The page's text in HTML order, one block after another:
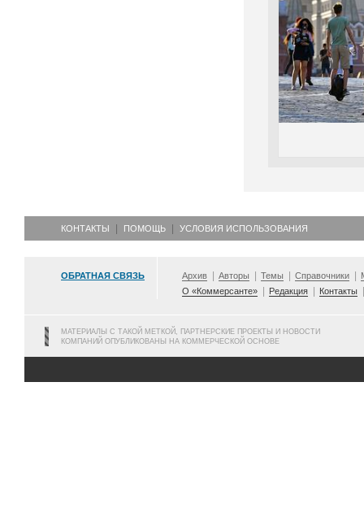
КОНТАКТЫ ПОМОЩЬ УСЛОВИЯ ИСПОЛЬЗОВАНИЯ
ОБРАТНАЯ СВЯЗЬ Архив Авторы Темы Справочники
О «Коммерсанте»
Редакция Контакты
МАТЕРИАЛЫ С ТАКОЙ МЕТКОЙ, ПАРТНЕРСКИЕ ПРОЕКТЫ И НОВОСТИ
КОМПАНИЙ ОПУБЛИКОВАНЫ НА КОММЕРЧЕСКОЙ ОСНОВЕ